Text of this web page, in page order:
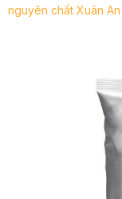
nguyên chất Xuân